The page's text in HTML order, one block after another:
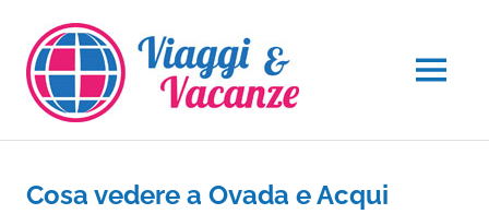
contenuto
MENU
Cosa vedere a Ovada e Acqui